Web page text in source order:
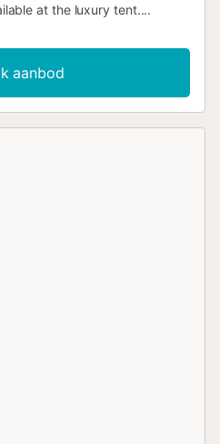
at the luxury tent....
aanbod